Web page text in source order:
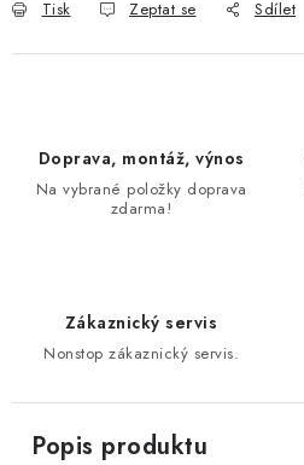
Tisk Zeptat se Sdílet
Doprava, montáž, výnos
Na vybrané položky doprava
zdarma!
Zákaznický servis
Nonstop zákaznický servis.
Popis produktu